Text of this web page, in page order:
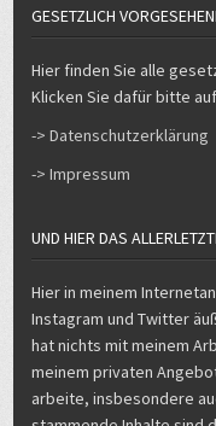
GESETZLICH
Hier finden Sie alle
Klicken Sie dafür bitte
-> Datenschutzerklärung
-> Impressum
UND HIER DAS
Hier in meinem
Instagram und Twitter
hat nichts mit meinem
meinem privaten
arbeite, insbesondere